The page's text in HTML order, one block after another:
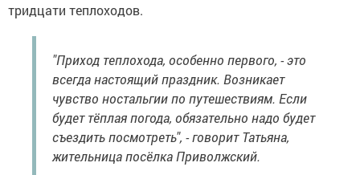
тридцати теплоходов.
"Приход теплохода, особенно первого, - это
всегда настоящий праздник. Возникает
чувство ностальгии по путешествиям. Если
будет тёплая погода, обязательно надо будет
съездить посмотреть", - говорит Татьяна,
жительница посёлка Приволжский.